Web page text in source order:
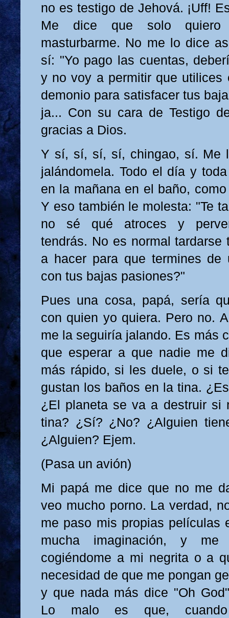
no es testigo de Jehová. ¡Uff!
Me dice que solo
masturbarme. No me lo dice
sí: "Yo pago las cuentas,
y no voy a permitir que utilices
demonio para satisfacer tus
ja... Con su cara de Testigo
gracias a Dios.
Y sí, sí, sí, sí, chingao, sí. Me
jalándomela. Todo el día y
en la mañana en el baño,
Y eso también le molesta: "Te
no sé qué atroces y
tendrás. No es normal tardarse
a hacer para que termines de
con tus bajas pasiones?"
Pues una cosa, papá, sería
con quien yo quiera. Pero no.
me la seguiría jalando. Es más
que esperar a que nadie me
más rápido, si les duele, o si
gustan los baños en la tina.
¿El planeta se va a destruir si
tina? ¿Sí? ¿No? ¿Alguien
¿Alguien? Ejem.
(Pasa un avión)
Mi papá me dice que no me
veo mucho porno. La verdad,
me paso mis propias películas
mucha imaginación, y
cogiéndome a mi negrita o a
necesidad de que me pongan
y que nada más dice "Oh
Lo malo es que,